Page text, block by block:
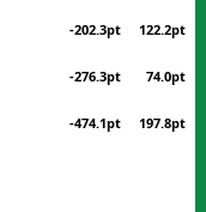
-202.3pt 122.2pt
-276.3pt 74.0pt
-474.1pt 197.8pt